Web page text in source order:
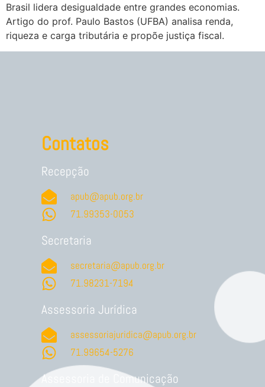
Brasil lidera desigualdade entre grandes economias.
Artigo do prof. Paulo Bastos (UFBA) analisa renda,
riqueza e carga tributária e propõe justiça fiscal.
Contatos
Recepção
apub@apub.org.br
71.99353-0053
Secretaria
secretaria@apub.org.br
71.98231-7194
Assessoria Jurídica
assessoriajuridica@apub.org.br
71.99654-5276
Assessoria de Comunicação